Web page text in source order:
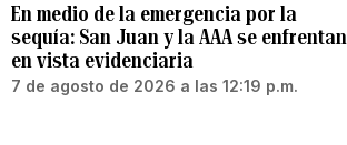
En medio de la emergencia por la
sequía: San Juan y la AAA se enfrentan
en vista evidenciaria
7 de agosto de 2026 a las 12:19 p.m.